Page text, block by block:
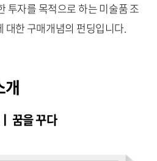
투자를 목적으로 하는 미술품 조
대한 구매개념의 펀딩입니다.
개
꿈을 꾸다